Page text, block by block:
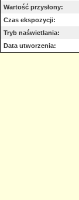
Wartość przysłony:
Czas ekspozycji:
Tryb naświetlania:
Data utworzenia: